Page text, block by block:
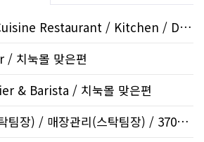
Namsan Korean Cuisine Restaurant / Kitchen / Downtown
/ 치눅몰 맞은편
& Barista / 치눅몰 맞은편
이마트 매장관리(스탁팀장) / 매장관리(스탁팀장) / 3702 17 ..